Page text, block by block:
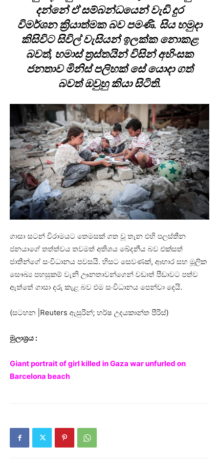
දන්නේ ඒ සම්බන්ධයෙන් වැඩි දුර
විමර්ශන ක්‍රියාත්මක බව පමණි. සිය හමුදා
කිසිවිට සිවිල් වැසියන් ඉලක්ක නොකළ
බවත්, හමාස් ත්‍රස්තයින් විසින් අහිංසක
ජනතාව මිනිස් පලිහක් සේ යොදා ගත්
බවත් ඔවුහු කියා සිටිති.
ගාසා සටන් විරාමයට තෙමසක් ගත වූ තැන එහි පලස්තීන
ජනයාගේ තත්ත්වය තවමත් අතිශය ඛේදනීය බව එක්සත්
ජාතීන්ගේ සංවිධානය පවසයි. හිසට සෙවණක්, ආහාර සහ මූලික
සෞඛ්‍ය පහසුකම් වැනි ඌනතාවන්ගෙන් වඩාත් පීඩාවට පත්ව
ඇත්තේ ගාසා දරු කැළ බව එම සංවිධානය පෙන්වා දෙයි.
(සටහන |Reuters ඇසුරින්; හර්ෂ උදයකාන්ත පීරිස්)
මුලාශ්‍රය :
Giant portrait of girl killed in Gaza war unfurled on
Barcelona beach